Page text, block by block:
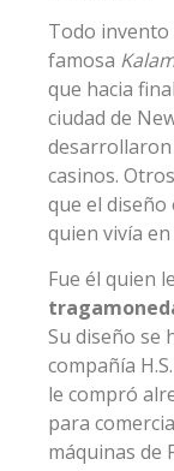
Todo invento
famosa
que hacia
ciudad de
desarrollaron
casinos.
que el diseño
quien vivía
Fue él quien
Su diseño se
compañía
le compró
para
máquinas de